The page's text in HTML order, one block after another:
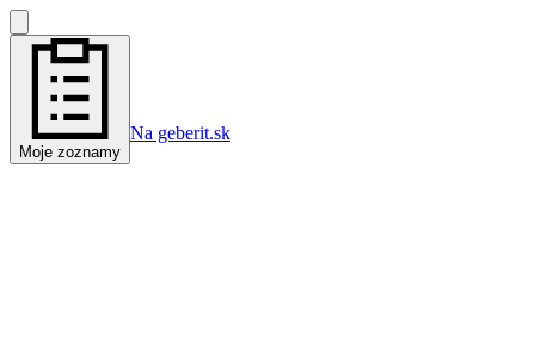
Moje zoznamy
Na geberit.sk